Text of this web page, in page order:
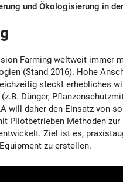
und Ökologisierung in
Farming weltweit immer
(Stand 2016). Hohe
steckt erhebliches
Dünger,
will daher den Einsatz von
Pilotbetrieben Methoden
Ziel ist es,
zu erstellen.